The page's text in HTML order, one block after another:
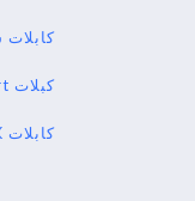
كابلات
كبلات AOC DisplayPort
كابلات TOSLINK الضوئية